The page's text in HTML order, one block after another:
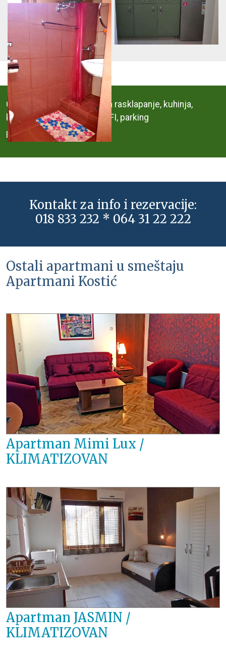
Obuhvata: tri nova kauča na rasklapanje, kuhinja,
kupatilo, kablovksa TV, WI-FI, parking
Broj kreveta: 2-6
Kontakt za info i rezervacije:
018 833 232 * 064 31 22 222
Ostali apartmani u smeštaju
Apartmani Kostić
Apartman Mimi Lux /
KLIMATIZOVAN
Apartman JASMIN /
KLIMATIZOVAN